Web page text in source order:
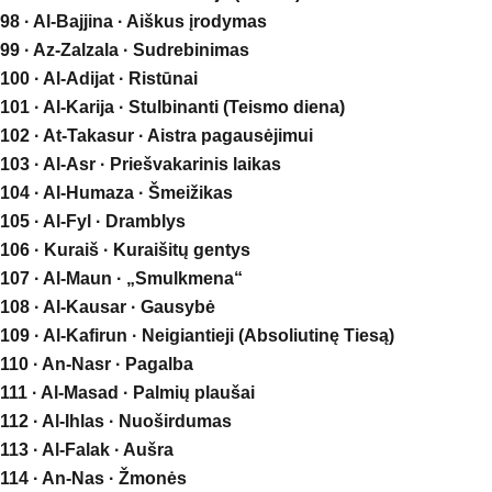
98 · Al-Bajjina · Aiškus įrodymas
99 · Az-Zalzala · Sudrebinimas
100 · Al-Adijat · Ristūnai
101 · Al-Karija · Stulbinanti (Teismo diena)
102 · At-Takasur · Aistra pagausėjimui
103 · Al-Asr · Priešvakarinis laikas
104 · Al-Humaza · Šmeižikas
105 · Al-Fyl · Dramblys
106 · Kuraiš · Kuraišitų gentys
107 · Al-Maun · „Smulkmena“
108 · Al-Kausar · Gausybė
109 · Al-Kafirun · Neigiantieji (Absoliutinę Tiesą)
110 · An-Nasr · Pagalba
111 · Al-Masad · Palmių plaušai
112 · Al-Ihlas · Nuoširdumas
113 · Al-Falak · Aušra
114 · An-Nas · Žmonės